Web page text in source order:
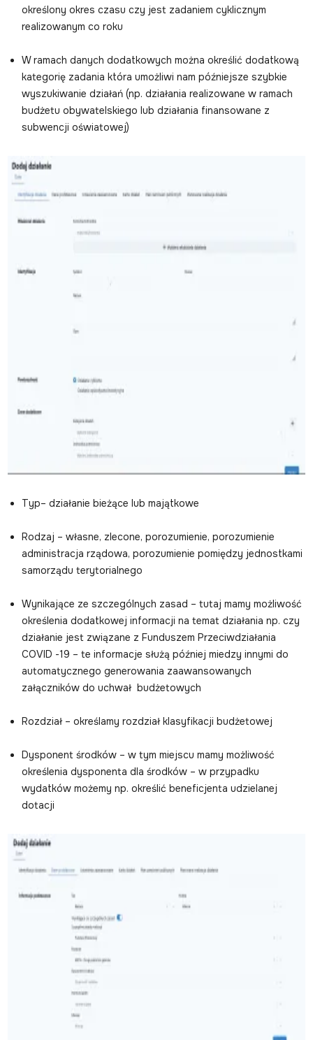
określony okres czasu czy jest zadaniem cyklicznym
realizowanym co roku
W ramach danych dodatkowych można określić dodatkową
kategorię zadania która umożliwi nam późniejsze szybkie
wyszukiwanie działań (np. działania realizowane w ramach
budżetu obywatelskiego lub działania finansowane z
subwencji oświatowej)
Typ– działanie bieżące lub majątkowe
Rodzaj – własne, zlecone, porozumienie, porozumienie
administracja rządowa, porozumienie pomiędzy jednostkami
samorządu terytorialnego
Wynikające ze szczególnych zasad – tutaj mamy możliwość
określenia dodatkowej informacji na temat działania np. czy
działanie jest związane z Funduszem Przeciwdziałania
COVID -19 – te informacje służą później miedzy innymi do
automatycznego generowania zaawansowanych
załączników do uchwał budżetowych
Rozdział – określamy rozdział klasyfikacji budżetowej
Dysponent środków – w tym miejscu mamy możliwość
określenia dysponenta dla środków – w przypadku
wydatków możemy np. określić beneficjenta udzielanej
dotacji